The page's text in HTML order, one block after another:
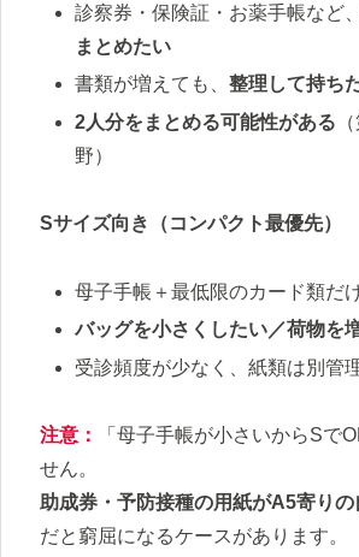
診察券・保険証・お薬手帳など
まとめたい
書類が増えても、整理して持ち
2人分をまとめる可能性がある
野）
Sサイズ向き（コンパクト最優先）
母子手帳＋最低限のカード類だ
バッグを小さくしたい／荷物を
受診頻度が少なく、紙類は別管
注意：
「母子手帳が小さいからSで
せん。
助成券・予防接種の用紙がA5寄りの
だと窮屈になるケースがあります。